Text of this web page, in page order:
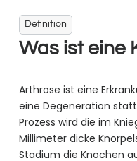
Definition
Was ist eine
Arthrose ist eine
eine Degeneration
Prozess wird die im
Millimeter dicke
Stadium die Knochen